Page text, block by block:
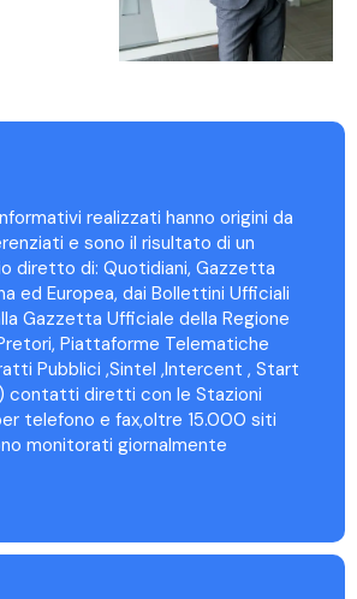
realizzati hanno origini da
e sono il risultato di un
diretto di: Quotidiani, Gazzetta
ed Europea, dai Bollettini Ufficiali
Gazzetta Ufficiale della Regione
Piattaforme Telematiche
Pubblici ,Sintel ,Intercent , Start
contatti diretti con le Stazioni
telefono e fax,oltre 15.000 siti
monitorati giornalmente